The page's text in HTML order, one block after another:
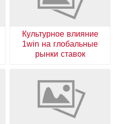
Культурное влияние
1win на глобальные
рынки ставок